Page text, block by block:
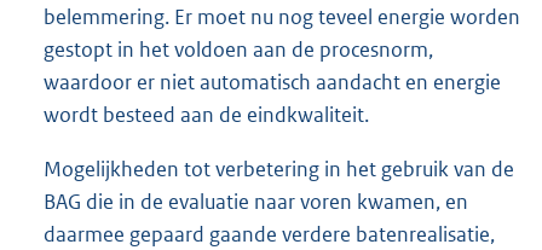
belemmering. Er moet nu nog teveel energie worden
gestopt in het voldoen aan de procesnorm,
waardoor er niet automatisch aandacht en energie
wordt besteed aan de eindkwaliteit.
Mogelijkheden tot verbetering in het gebruik van de
BAG die in de evaluatie naar voren kwamen, en
daarmee gepaard gaande verdere batenrealisatie,